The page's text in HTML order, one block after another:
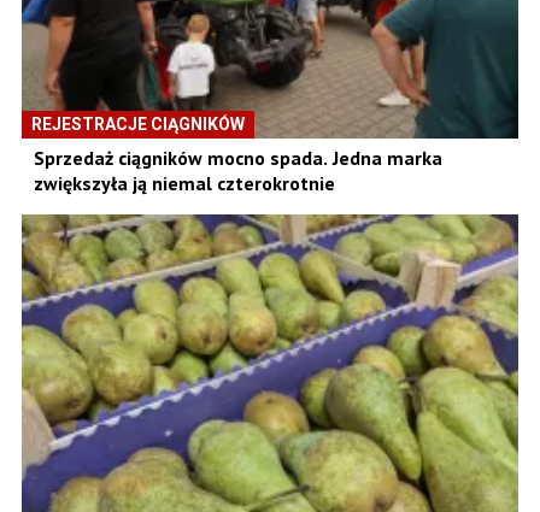
REJESTRACJE CIĄGNIKÓW
Sprzedaż ciągników mocno spada. Jedna marka
zwiększyła ją niemal czterokrotnie